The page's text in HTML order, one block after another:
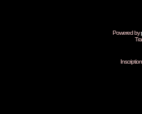
Powered by